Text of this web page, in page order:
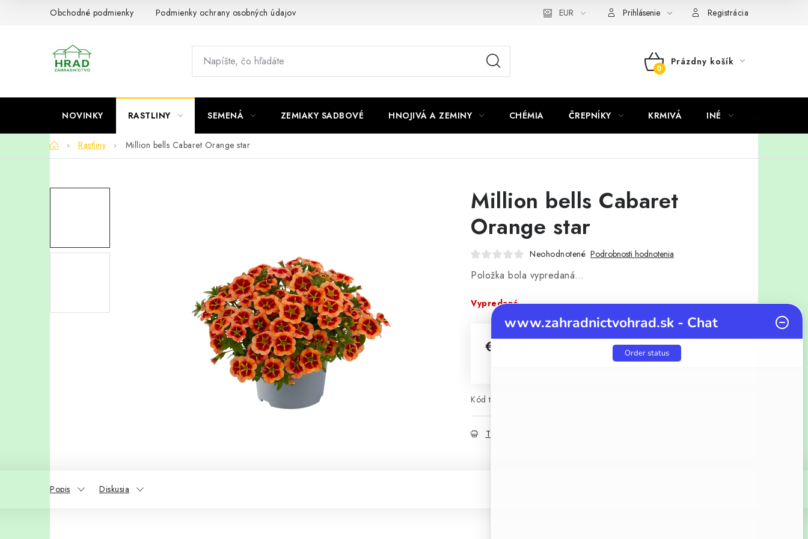
Obchodné podmienky Podmienky ochrany osobných údajov EUR Prihlásenie Registrácia
NÁKUPNÝ
KOŠÍK
Prázdny košík
NOVINKY RASTLINY SEMENÁ ZEMIAKY SADBOVÉ HNOJIVÁ A ZEMINY CHÉMIA ČREPNÍKY KRMIVÁ INÉ
DomovRastliny Million bells Cabaret Orange star
Million bells Cabaret
Orange star
Neohodnotené Podrobnosti hodnotenia
Položka bola vypredaná…
Vypredané
€1,90
Kód tovaru:
Tlač
Popis Diskusia
www.zahradnictvohrad.sk - Chat
Order status